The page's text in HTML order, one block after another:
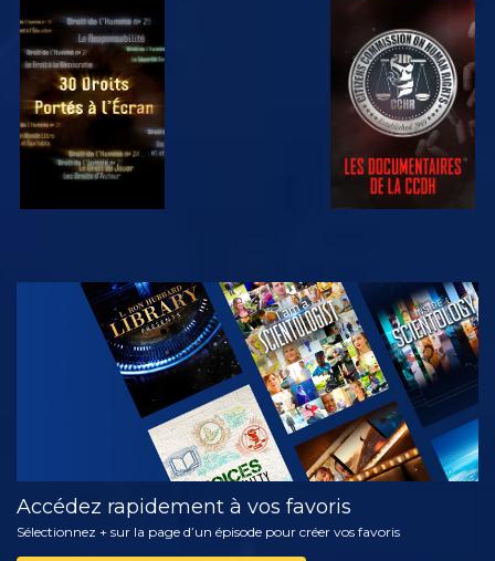
REGARDER REGARDER
REGARDER
DÉCOUVRIR
LES SÉRIES
Accédez rapidement à vos favoris
Sélectionnez + sur la page d’un épisode pour créer vos favoris